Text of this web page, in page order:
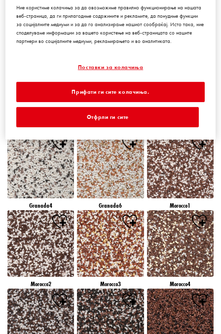
Granada1 Granada2 Granada3
Granada4 Granada6 Morocco1
Morocco2 Morocco3 Morocco4
Ние користиме колачиња за да овозможиме правилно функционирање на нашата
веб-страница, да ги прилагодиме содржините и рекламите, да понудиме функции
за социјалните медиуми и за да го анализираме нашиот сообраќај. Исто така, ние
споделуваме информации за вашето користење на веб-страницата со нашите
партнери во социјалните медиуми, рекламирањето и во аналитиката.
Поставки за колачиња
Отфрли ги сите
Прифати ги сите колачиња.